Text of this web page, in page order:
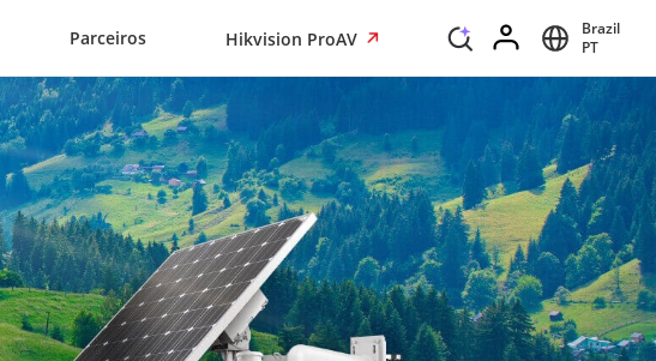
Parceiros Hikvision ProAV
Brazil
PT